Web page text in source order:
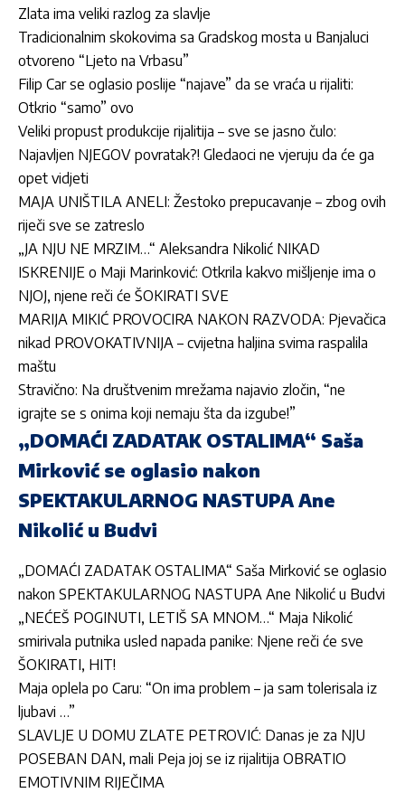
Zlata ima veliki razlog za slavlje
Tradicionalnim skokovima sa Gradskog mosta u Banjaluci
otvoreno “Ljeto na Vrbasu”
Filip Car se oglasio poslije “najave” da se vraća u rijaliti:
Otkrio “samo” ovo
Veliki propust produkcije rijalitija – sve se jasno čulo:
Najavljen NJEGOV povratak?! Gledaoci ne vjeruju da će ga
opet vidjeti
MAJA UNIŠTILA ANELI: Žestoko prepucavanje – zbog ovih
riječi sve se zatreslo
„JA NJU NE MRZIM…“ Aleksandra Nikolić NIKAD
ISKRENIJE o Maji Marinković: Otkrila kakvo mišljenje ima o
NJOJ, njene reči će ŠOKIRATI SVE
MARIJA MIKIĆ PROVOCIRA NAKON RAZVODA: Pjevačica
nikad PROVOKATIVNIJA – cvijetna haljina svima raspalila
maštu
Stravično: Na društvenim mrežama najavio zločin, “ne
igrajte se s onima koji nemaju šta da izgube!”
„DOMAĆI ZADATAK OSTALIMA“ Saša
Mirković se oglasio nakon
SPEKTAKULARNOG NASTUPA Ane
Nikolić u Budvi
„DOMAĆI ZADATAK OSTALIMA“ Saša Mirković se oglasio
nakon SPEKTAKULARNOG NASTUPA Ane Nikolić u Budvi
„NEĆEŠ POGINUTI, LETIŠ SA MNOM…“ Maja Nikolić
smirivala putnika usled napada panike: Njene reči će sve
ŠOKIRATI, HIT!
Maja oplela po Caru: “On ima problem – ja sam tolerisala iz
ljubavi …”
SLAVLJE U DOMU ZLATE PETROVIĆ: Danas je za NJU
POSEBAN DAN, mali Peja joj se iz rijalitija OBRATIO
EMOTIVNIM RIJEČIMA